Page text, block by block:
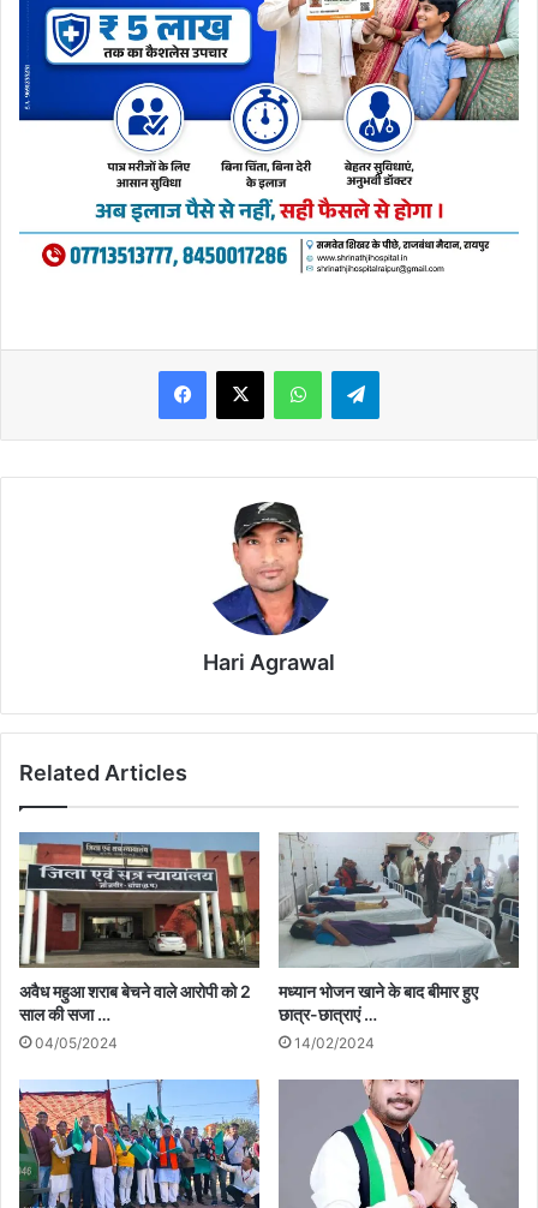
WhatsAppTelegram
Hari Agrawal
Related Articles
अवैध महुआ शराब बेचने वाले आरोपी को 2
साल की सजा …
04/05/2024
मध्यान भोजन खाने के बाद बीमार हुए
छात्र-छात्राएं …
14/02/2024